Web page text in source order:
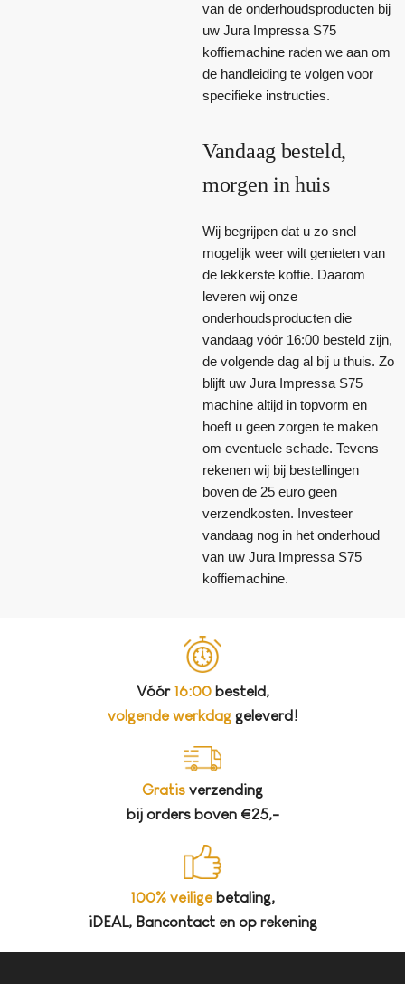
van de onderhoudsproducten bij
uw Jura Impressa S75
koffiemachine raden we aan om
de handleiding te volgen voor
specifieke instructies.
Vandaag besteld,
morgen in huis
Wij begrijpen dat u zo snel
mogelijk weer wilt genieten van
de lekkerste koffie. Daarom
leveren wij onze
onderhoudsproducten die
vandaag vóór 16:00 besteld zijn,
de volgende dag al bij u thuis. Zo
blijft uw Jura Impressa S75
machine altijd in topvorm en
hoeft u geen zorgen te maken
om eventuele schade. Tevens
rekenen wij bij bestellingen
boven de 25 euro geen
verzendkosten. Investeer
vandaag nog in het onderhoud
van uw Jura Impressa S75
koffiemachine.
Vóór 16:00besteld,
volgende werkdaggeleverd!
Gratis verzending
bij orders boven €25,-
100% veiligebetaling,
iDEAL, Bancontact en op rekening